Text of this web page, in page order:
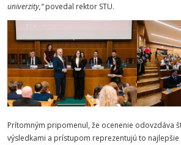
univerzity,“povedal rektor STU.
Prítomným pripomenul, že ocenenie odovzdáva
výsledkami a prístupom reprezentujú to najlepšie